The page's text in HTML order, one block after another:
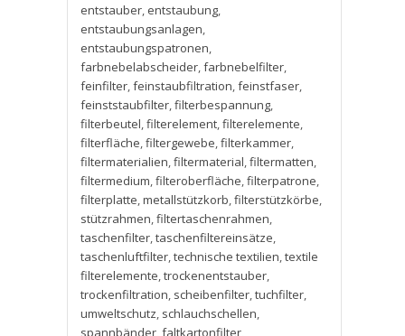
entstauber, entstaubung,
entstaubungsanlagen,
entstaubungspatronen,
farbnebelabscheider,farbnebelfilter,
feinfilter,feinstaubfiltration,feinstfaser,
feinststaubfilter,filterbespannung,
filterbeutel,filterelement,filterelemente,
filterfläche,filtergewebe,filterkammer,
filtermaterialien,filtermaterial,filtermatten,
filtermedium,filteroberfläche,filterpatrone,
filterplatte,metallstützkorb,filterstützkörbe,
stützrahmen,filtertaschenrahmen,
taschenfilter,taschenfiltereinsätze,
taschenluftfilter,technische textilien,textile
filterelemente,trockenentstauber,
trockenfiltration, scheibenfilter,tuchfilter,
umweltschutz, schlauchschellen,
spannbänder,faltkartonfilter,